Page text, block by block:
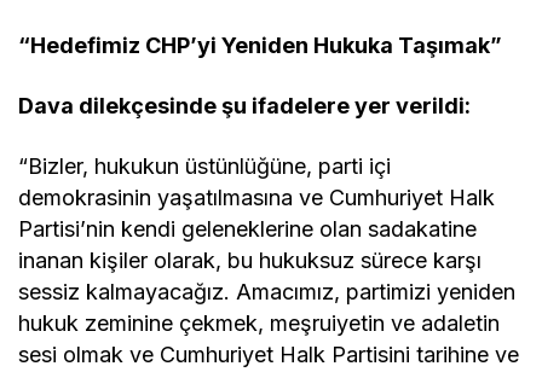
“Hedefimiz CHP’yi Yeniden Hukuka Taşımak”
Dava dilekçesinde şu ifadelere yer verildi:
“Bizler, hukukun üstünlüğüne, parti içi
demokrasinin yaşatılmasına ve Cumhuriyet Halk
Partisi’nin kendi geleneklerine olan sadakatine
inanan kişiler olarak, bu hukuksuz sürece karşı
sessiz kalmayacağız. Amacımız, partimizi yeniden
hukuk zeminine çekmek, meşruiyetin ve adaletin
sesi olmak ve Cumhuriyet Halk Partisini tarihine ve